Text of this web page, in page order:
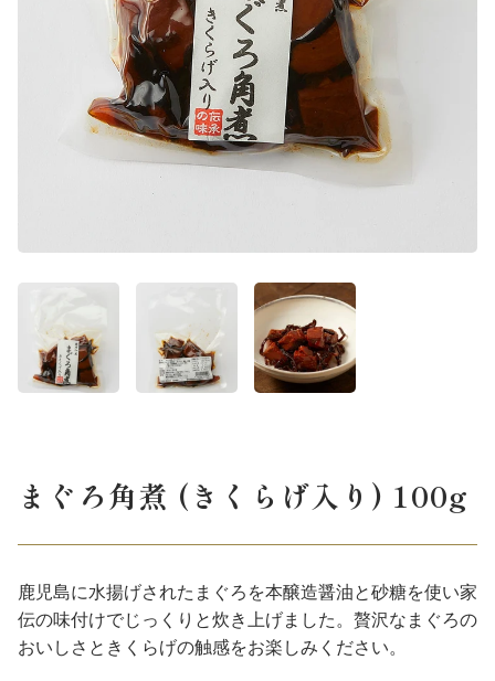
まぐろ角煮 (きくらげ入り) 100g
鹿児島に水揚げされたまぐろを本醸造醤油と砂糖を使い家
伝の味付けでじっくりと炊き上げました。贅沢なまぐろの
おいしさときくらげの触感をお楽しみください。